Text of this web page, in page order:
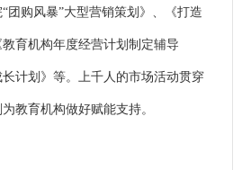
团购风暴”大型营销策划》、《打造
育机构年度经营计划制定辅导
计划》等。上千人的市场活动贯穿
教育机构做好赋能支持。